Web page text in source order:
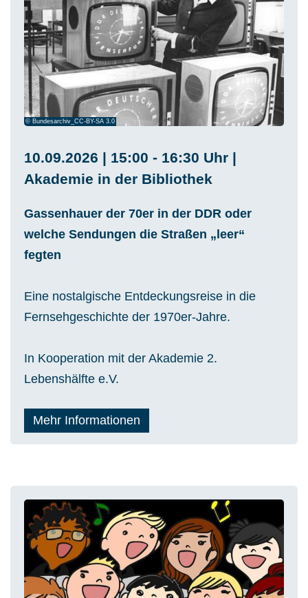
© Bundesarchiv_CC-BY-SA 3.0
10.09.2026 | 15:00 - 16:30 Uhr |
Akademie in der Bibliothek
Gassenhauer der 70er in der DDR oder
welche Sendungen die Straßen „leer“
fegten
Eine nostalgische Entdeckungsreise in die
Fernsehgeschichte der 1970er-Jahre.
In Kooperation mit der Akademie 2.
Lebenshälfte e.V.
Mehr Informationen